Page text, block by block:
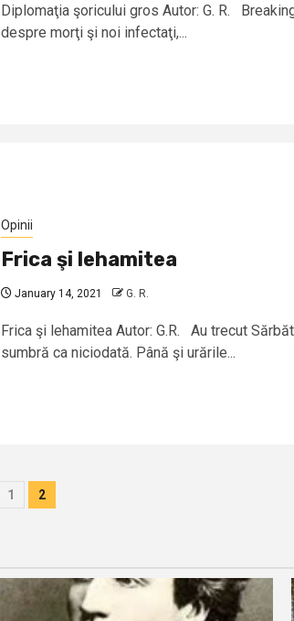
Diplomaţia şoricului gros Autor: G. R.
despre morţi şi noi infectaţi,...
Opinii
Frica şi lehamitea
January 14, 2021 G. R.
Frica şi lehamitea Autor: G.R. Au trecut
sumbră ca niciodată. Până şi urările...
1 2